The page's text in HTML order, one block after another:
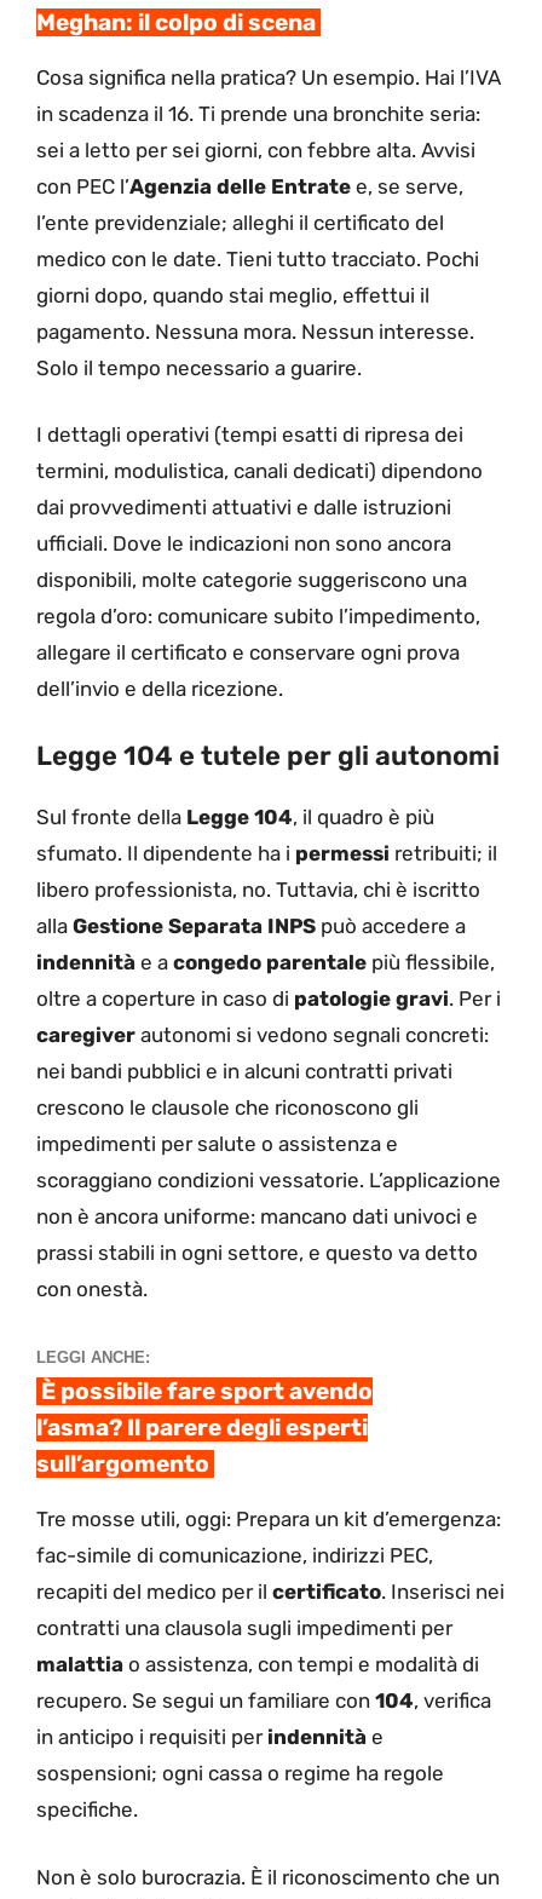
Meghan: il colpo di scena
Cosa significa nella pratica? Un esempio. Hai l’IVA
in scadenza il 16. Ti prende una bronchite seria:
sei a letto per sei giorni, con febbre alta. Avvisi
con PEC l’Agenzia delle Entrate e, se serve,
l’ente previdenziale; alleghi il certificato del
medico con le date. Tieni tutto tracciato. Pochi
giorni dopo, quando stai meglio, effettui il
pagamento. Nessuna mora. Nessun interesse.
Solo il tempo necessario a guarire.
I dettagli operativi (tempi esatti di ripresa dei
termini, modulistica, canali dedicati) dipendono
dai provvedimenti attuativi e dalle istruzioni
ufficiali. Dove le indicazioni non sono ancora
disponibili, molte categorie suggeriscono una
regola d’oro: comunicare subito l’impedimento,
allegare il certificato e conservare ogni prova
dell’invio e della ricezione.
Legge 104 e tutele per gli autonomi
Sul fronte della Legge 104, il quadro è più
sfumato. Il dipendente ha i permessi retribuiti; il
libero professionista, no. Tuttavia, chi è iscritto
alla Gestione Separata INPS può accedere a
indennità e a congedo parentale più flessibile,
oltre a coperture in caso di patologie gravi. Per i
caregiver autonomi si vedono segnali concreti:
nei bandi pubblici e in alcuni contratti privati
crescono le clausole che riconoscono gli
impedimenti per salute o assistenza e
scoraggiano condizioni vessatorie. L’applicazione
non è ancora uniforme: mancano dati univoci e
prassi stabili in ogni settore, e questo va detto
con onestà.
LEGGI ANCHE:
È possibile fare sport avendo
l’asma? Il parere degli esperti
sull’argomento
Tre mosse utili, oggi: Prepara un kit d’emergenza:
fac-simile di comunicazione, indirizzi PEC,
recapiti del medico per il certificato. Inserisci nei
contratti una clausola sugli impedimenti per
malattia o assistenza, con tempi e modalità di
recupero. Se segui un familiare con 104, verifica
in anticipo i requisiti per indennità e
sospensioni; ogni cassa o regime ha regole
specifiche.
Non è solo burocrazia. È il riconoscimento che un